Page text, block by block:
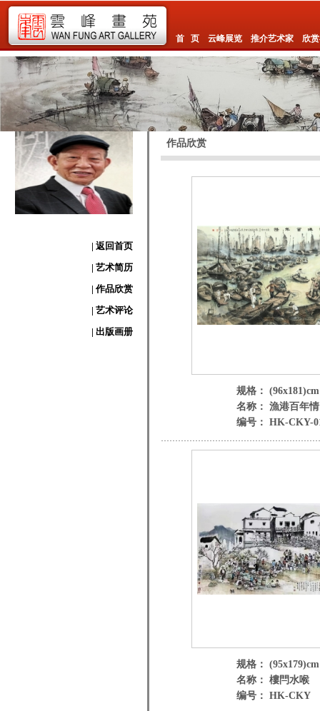
首 页 云峰展览 推介艺术家 欣
| 返回首页
| 艺术简历
| 作品欣赏
| 艺术评论
| 出版画册
作品欣赏
规格： (96x181)cm
名称： 漁港百年情
编号： HK-CKY-
规格： (95x179)cm
名称： 樓閂水喉
编号： HK-CKY